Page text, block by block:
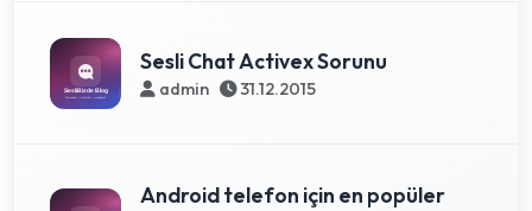
Sesli Chat Activex Sorunu
admin 31.12.2015
Android telefon için en popüler